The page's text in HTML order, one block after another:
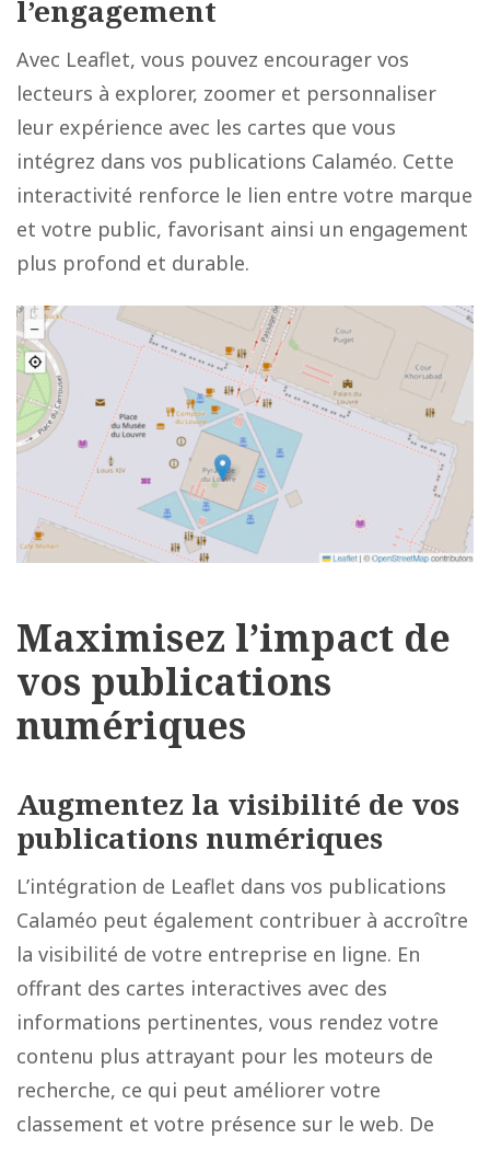
l’engagement
Avec Leaflet, vous pouvez encourager vos
lecteurs à explorer, zoomer et personnaliser
leur expérience avec les cartes que vous
intégrez dans vos publications Calaméo. Cette
interactivité renforce le lien entre votre marque
et votre public, favorisant ainsi un engagement
plus profond et durable.
Maximisez l’impact de
vos publications
numériques
Augmentez la visibilité de vos
publications numériques
L’intégration de Leaflet dans vos publications
Calaméo peut également contribuer à accroître
la visibilité de votre entreprise en ligne. En
offrant des cartes interactives avec des
informations pertinentes, vous rendez votre
contenu plus attrayant pour les moteurs de
recherche, ce qui peut améliorer votre
classement et votre présence sur le web. De